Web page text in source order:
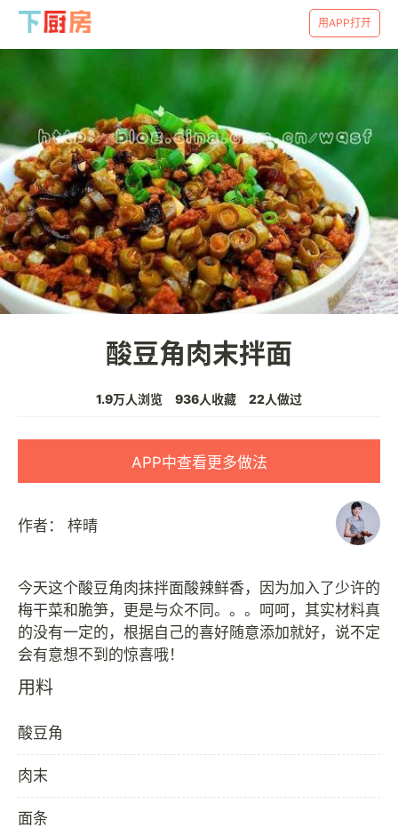
用APP打开
酸豆角肉末拌面
1.9万人浏览 936人收藏 22人做过
APP中查看更多做法
作者： 梓晴
今天这个酸豆角肉抹拌面酸辣鲜香，因为加入了少许的
梅干菜和脆笋，更是与众不同。。。呵呵，其实材料真
的没有一定的，根据自己的喜好随意添加就好，说不定
用料
酸豆角
肉末
面条